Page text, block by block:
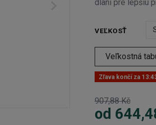
dlani pre lepšiu
VEĽKOSŤ
Veľkostná
Zľava končí za
907,88 Kč
od